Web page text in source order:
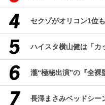
セクゾがオリコン1位
ハイスタ横山健は「カ
瀧“極秘出演”の『全裸
長澤まさみベッドシー